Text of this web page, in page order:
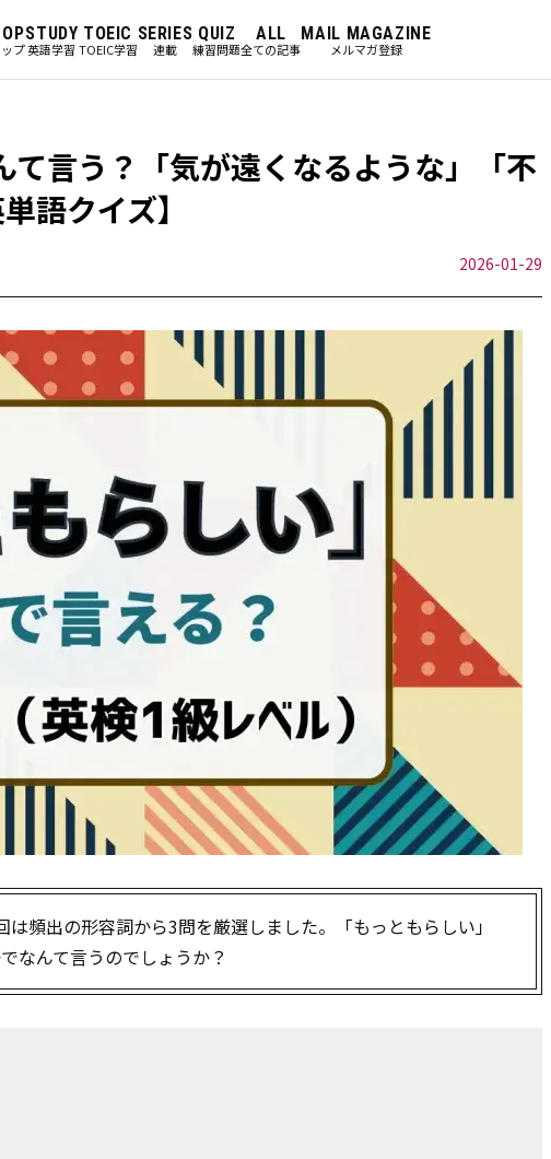
ップ
STUDY
英語学習
TOEIC
TOEIC学習
SERIES
連載
QUIZ
練習問題
ALL
全ての記事
MAIL MAGAZINE
メルマガ登録
て言う？「気が遠くなるような」「不
語クイズ】
2026-01-29
頻出の形容詞から3問を厳選しました。「もっともらしい」
なんて言うのでしょうか？